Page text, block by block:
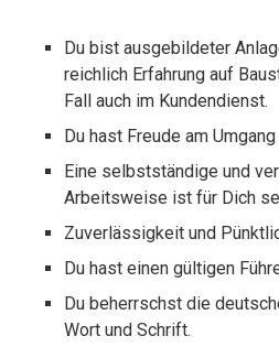
Du bist ausgebildeter
reichlich Erfahrung auf
Fall auch im Kundendienst.
Du hast Freude am
Eine selbstständige und
Arbeitsweise ist für Dich
Zuverlässigkeit und
Du hast einen gültigen
Du beherrschst die
Wort und Schrift.